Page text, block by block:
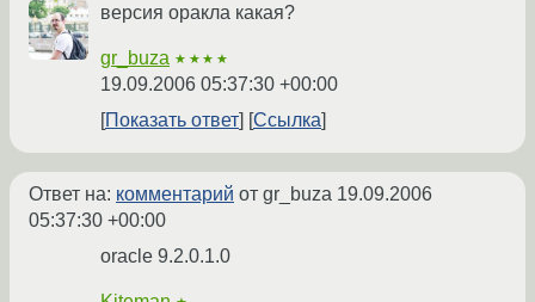
версия оракла какая?
gr_buza ★★★★
19.09.2006 05:37:30 +00:00
Показать ответ
Ссылка
Ответ на: комментарий от gr_buza 19.09.2006
05:37:30 +00:00
oracle 9.2.0.1.0